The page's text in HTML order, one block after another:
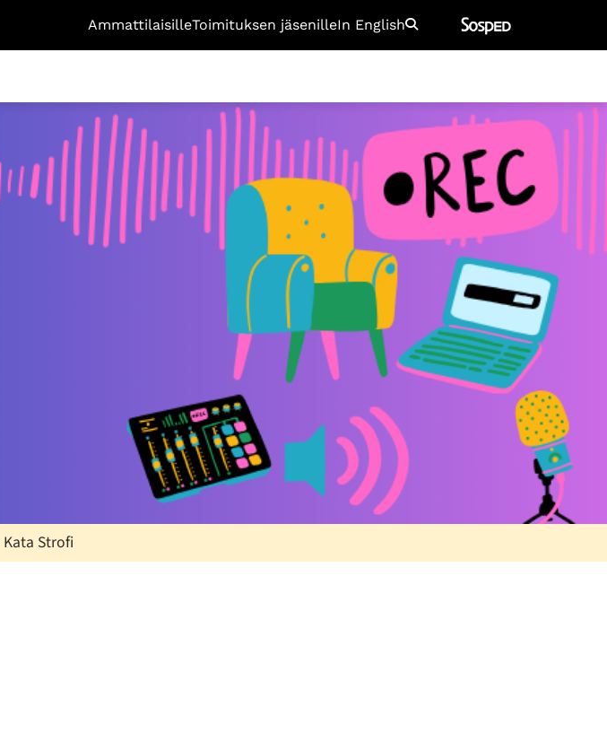
AmmattilaisilleToimituksen jäsenilleIn English Etsi
Kata Strofi